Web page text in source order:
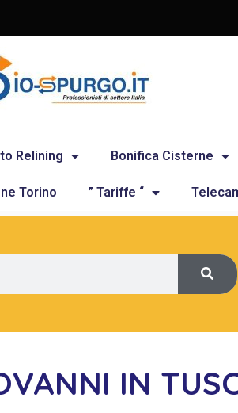
Relining Bonifica Cisterne
Torino ” Tariffe “
IN